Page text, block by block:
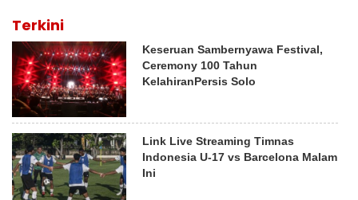
Terkini
Keseruan Sambernyawa Festival,
Ceremony 100 Tahun
KelahiranPersis Solo
Link Live Streaming Timnas
Indonesia U-17 vs Barcelona Malam
Ini